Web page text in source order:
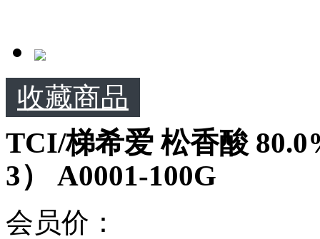
收藏商品
TCI/梯希爱 松香酸
3） A0001-100G
会员价：